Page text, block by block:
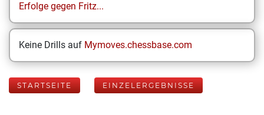
Erfolge gegen Fritz...
Keine Drills auf Mymoves.chessbase.com
STARTSEITE EINZELERGEBNISSE